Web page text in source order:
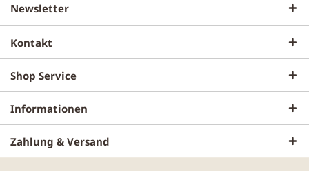
Newsletter
Kontakt
Shop Service
Informationen
Zahlung & Versand